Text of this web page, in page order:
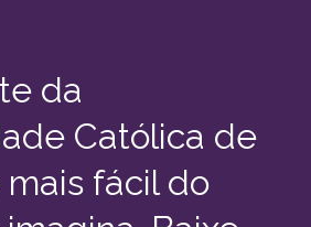
da
Católica de
mais fácil do